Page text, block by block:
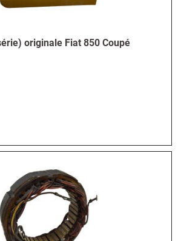
originale Fiat 850 Coupé